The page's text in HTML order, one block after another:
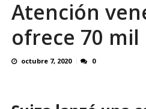
OVP
Atención
ofrece 70
octubre 7, 2020 0